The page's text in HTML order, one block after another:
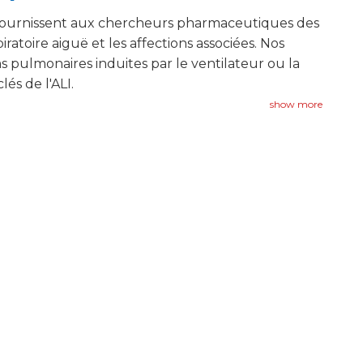
aux chercheurs pharmaceutiques des
aiguë et les affections associées. Nos
pulmonaires induites par le ventilateur ou la
de l'ALI.
show more